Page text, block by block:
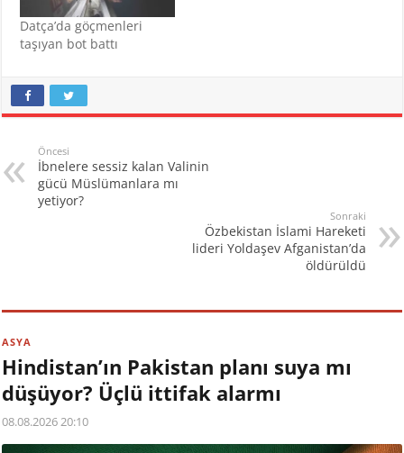
Datça’da göçmenleri
taşıyan bot battı
Öncesi
İbnelere sessiz kalan Valinin
gücü Müslümanlara mı
yetiyor?
Sonraki
Özbekistan İslami Hareketi
lideri Yoldaşev Afganistan’da
öldürüldü
ASYA
Hindistan’ın Pakistan planı suya mı
düşüyor? Üçlü ittifak alarmı
08.08.2026 20:10